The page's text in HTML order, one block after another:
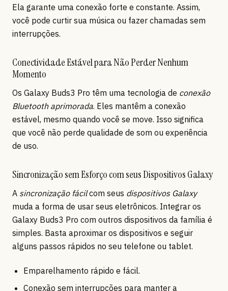
Ela garante uma conexão forte e constante. Assim,
você pode curtir sua música ou fazer chamadas sem
interrupções.
Conectividade Estável para Não Perder Nenhum
Momento
Os Galaxy Buds3 Pro têm uma tecnologia de conexão
Bluetooth aprimorada. Eles mantêm a conexão
estável, mesmo quando você se move. Isso significa
que você não perde qualidade de som ou experiência
de uso.
Sincronização sem Esforço com seus Dispositivos Galaxy
A sincronização fácilcom seus dispositivos Galaxy
muda a forma de usar seus eletrônicos. Integrar os
Galaxy Buds3 Pro com outros dispositivos da família é
simples. Basta aproximar os dispositivos e seguir
alguns passos rápidos no seu telefone ou tablet.
Emparelhamento rápido e fácil.
Conexão sem interrupções para manter a